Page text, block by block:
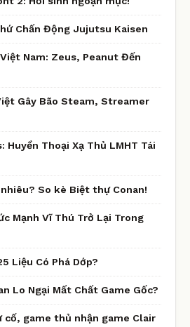
Chấn Động Jujutsu Kaisen
Nam: Zeus, Peanut Đến
Gây Bão Steam, Streamer
Huyền Thoại Xạ Thủ LMHT Tái
So kè Biệt thự Conan!
Mạnh Vĩ Thú Trở Lại Trong
Liệu Có Phá Dớp?
Lo Ngại Mất Chất Game Gốc?
cố, game thủ nhận game Clair